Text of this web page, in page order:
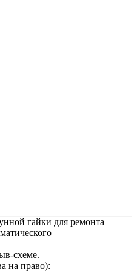
гайки для ремонта
схеме.
на право):